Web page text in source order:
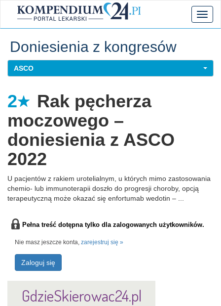
Doniesienia z kongresów
ASCO
2
Rak pęcherza
moczowego –
doniesienia z ASCO
2022
U pacjentów z rakiem urotelialnym, u których mimo zastosowania
chemio- lub immunoterapii doszło do progresji choroby, opcją
terapeutyczną może okazać się enfortumab wedotin – ...
Pełna treść dotępna tylko dla zalogowanych użytkowników.
Nie masz jeszcze konta, zarejestruj się »
Zaloguj się
GdzieSkierowac24.pl